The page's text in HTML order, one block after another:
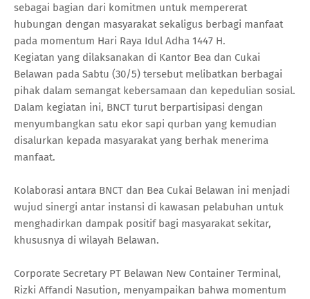
sebagai bagian dari komitmen untuk mempererat
hubungan dengan masyarakat sekaligus berbagi manfaat
pada momentum Hari Raya Idul Adha 1447 H.
Kegiatan yang dilaksanakan di Kantor Bea dan Cukai
Belawan pada Sabtu (30/5) tersebut melibatkan berbagai
pihak dalam semangat kebersamaan dan kepedulian sosial.
Dalam kegiatan ini, BNCT turut berpartisipasi dengan
menyumbangkan satu ekor sapi qurban yang kemudian
disalurkan kepada masyarakat yang berhak menerima
manfaat.
Kolaborasi antara BNCT dan Bea Cukai Belawan ini menjadi
wujud sinergi antar instansi di kawasan pelabuhan untuk
menghadirkan dampak positif bagi masyarakat sekitar,
khususnya di wilayah Belawan.
Corporate Secretary PT Belawan New Container Terminal,
Rizki Affandi Nasution, menyampaikan bahwa momentum